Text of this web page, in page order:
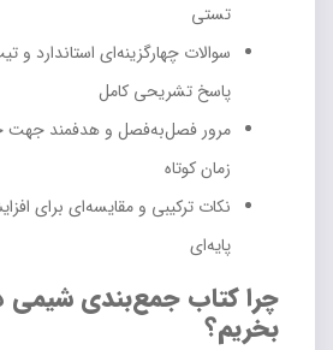
تستی
سوالات چهارگزینه‌ای استاندارد و
پاسخ تشریحی کامل
مرور فصل‌به‌فصل و هدفمند جهت
زمان کوتاه
نکات ترکیبی و مقایسه‌ای برای
پایه‌ای
چرا کتاب جمع‌بندی شیمی
بخریم؟